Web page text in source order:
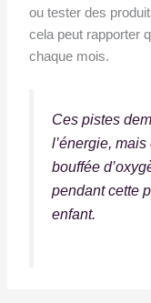
ou tester des
cela peut rapporter
chaque mois.
Ces pistes
l’énergie,
bouffée
pendant cette
enfant.